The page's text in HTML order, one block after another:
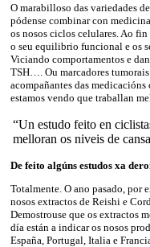
O marabilloso das variedades
pódense combinar con
os nosos ciclos celulares. Ao
o seu equilibrio funcional e os
Viciando comportamentos e
TSH…. Ou marcadores
acompañantes das
estamos vendo que traballan
“Un estudo feito en
melloran os niveis de
De feito algúns estudos xa
Totalmente. O ano pasado,
nosos extractos de Reishi e
Demostrouse que os extractos
día están a indicar os nosos
España, Portugal, Italia e